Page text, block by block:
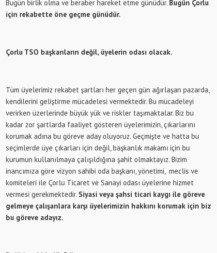
Bugün birlik olma ve beraber hareket etme günüdür. Bugün Çorlu
için rekabette öne geçme günüdür.
Çorlu TSO başkanların değil, üyelerin odası olacak.
Tüm üyelerimiz rekabet şartları her geçen gün ağırlaşan pazarda,
kendilerini geliştirme mücadelesi vermektedir. Bu mücadeleyi
verirken üzerlerinde büyük yük ve riskler taşımaktalar. Biz bu
kadar zor şartlarda faaliyet gösteren üyelerimizin, çıkarlarını
korumak adına bu göreve aday oluyoruz. Geçmişte ve hatta bu
seçimlerde üye çıkarları için değil, başkanlık makamı için bu
kurumun kullanılmaya çalışıldığına şahit olmaktayız. Bizim
inancımıza göre vizyon sahibi oda başkanı, yönetimi, meclis ve
komiteleri ile Çorlu Ticaret ve Sanayi odası üyelerine hizmet
vermesi gerekmektedir. Siyasi veya şahsi ticari kaygı ile göreve
gelmeye çalışanlara karşı üyelerimizin hakkını korumak için biz
bu göreve adayız.